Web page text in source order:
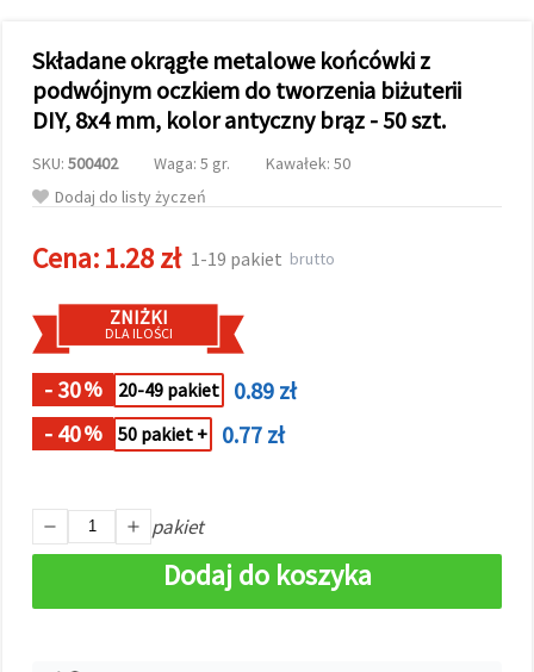
partnerów
analitycznych
marketingowych.
zgodzić się
używanie
cookie,
klikając
wszystkie!"
wskazać
swoje
preferencje
Ustawieniach,
wybierając
klikając
przycisk
"Zapisz"
Składane okrągłe metalowe końcówki z
podwójnym oczkiem do tworzenia biżuterii
DIY, 8x4 mm, kolor antyczny brąz - 50 szt.
SKU: 500402 Waga: 5 gr.
Kawałek: 50
Dodaj do listy życzeń
Cena:1.28 zł 1-19 pakiet brutto
ZNIŻKI
DLA ILOŚCI
- 30% 20-49 pakiet
0.89 zł
- 40% 50 pakiet + 0.77 zł
pakiet
Dodaj do koszyka